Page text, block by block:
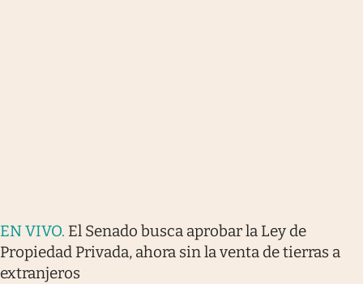
EN VIVO. El Senado busca aprobar la Ley de
Propiedad Privada, ahora sin la venta de tierras a
extranjeros